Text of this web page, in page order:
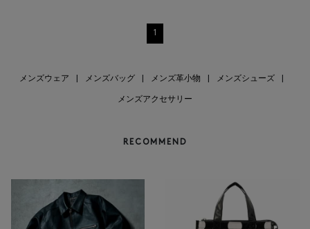
1
メンズウェア メンズバッグ メンズ革小物 メンズシューズ
メンズアクセサリー
RECOMMEND